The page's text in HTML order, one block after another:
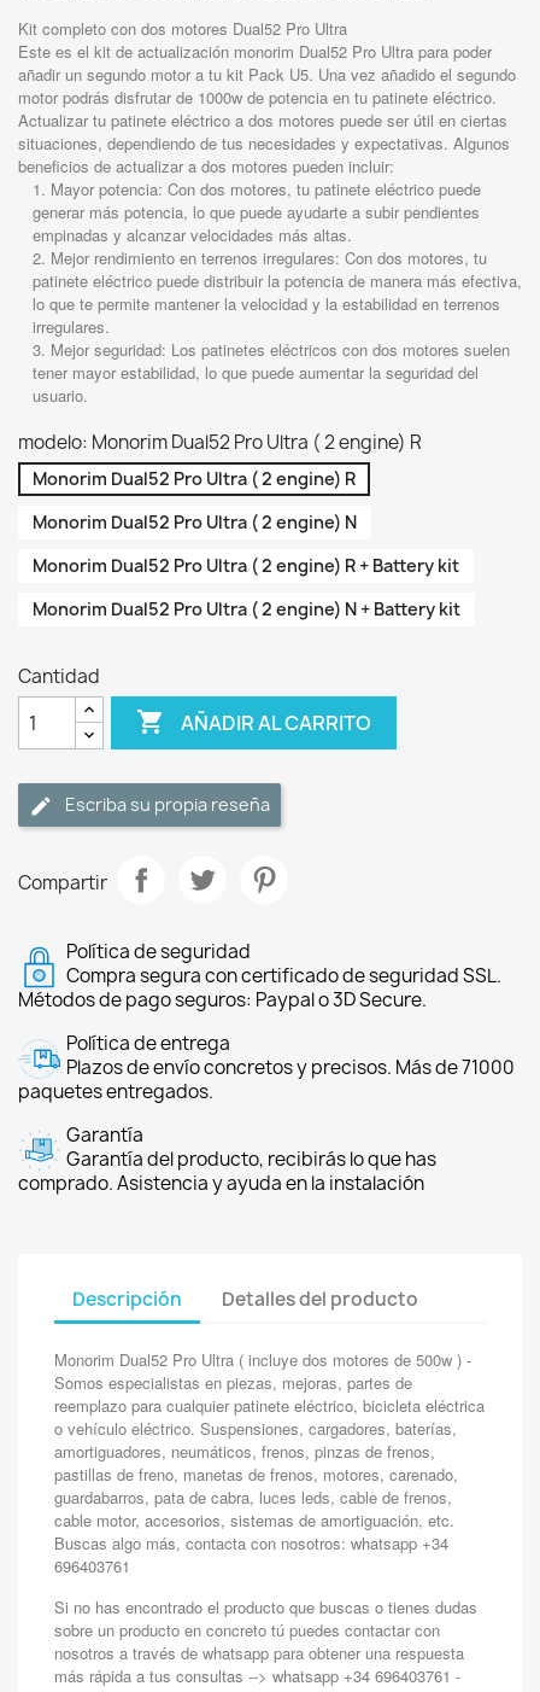
Kit completo con dos motores Dual52 Pro Ultra
Este es el kit de actualización monorim Dual52 Pro Ultra para poder
añadir un segundo motor a tu kit Pack U5. Una vez añadido el segundo
motor podrás disfrutar de 1000w de potencia en tu patinete eléctrico.
Actualizar tu patinete eléctrico a dos motores puede ser útil en ciertas
situaciones, dependiendo de tus necesidades y expectativas. Algunos
beneficios de actualizar a dos motores pueden incluir:
Mayor potencia: Con dos motores, tu patinete eléctrico puede
generar más potencia, lo que puede ayudarte a subir pendientes
empinadas y alcanzar velocidades más altas.
Mejor rendimiento en terrenos irregulares: Con dos motores, tu
patinete eléctrico puede distribuir la potencia de manera más efectiva,
lo que te permite mantener la velocidad y la estabilidad en terrenos
irregulares.
Mejor seguridad: Los patinetes eléctricos con dos motores suelen
tener mayor estabilidad, lo que puede aumentar la seguridad del
usuario.
modelo: Monorim Dual52 Pro Ultra ( 2 engine) R
Monorim Dual52 Pro Ultra ( 2 engine) R
Monorim Dual52 Pro Ultra ( 2 engine) N
Monorim Dual52 Pro Ultra ( 2 engine) R + Battery kit
Monorim Dual52 Pro Ultra ( 2 engine) N + Battery kit
Cantidad
 AÑADIR AL CARRITO
Escriba su propia reseña
Compartir
Política de seguridad
Compra segura con certificado de seguridad SSL.
Métodos de pago seguros: Paypal o 3D Secure.
Política de entrega
Plazos de envío concretos y precisos. Más de 71000
paquetes entregados.
Garantía
Garantía del producto, recibirás lo que has
comprado. Asistencia y ayuda en la instalación
Descripción Detalles del producto
Monorim Dual52 Pro Ultra ( incluye dos motores de 500w ) -
Somos especialistas en piezas, mejoras, partes de
reemplazo para cualquier patinete eléctrico, bicicleta eléctrica
o vehículo eléctrico. Suspensiones, cargadores, baterías,
amortiguadores, neumáticos, frenos, pinzas de frenos,
pastillas de freno, manetas de frenos, motores, carenado,
guardabarros, pata de cabra, luces leds, cable de frenos,
cable motor, accesorios, sistemas de amortiguación, etc.
Buscas algo más, contacta con nosotros: whatsapp +34
696403761
Si no has encontrado el producto que buscas o tienes dudas
sobre un producto en concreto tú puedes contactar con
nosotros a través de whatsapp para obtener una respuesta
más rápida a tus consultas --> whatsapp +34 696403761 -